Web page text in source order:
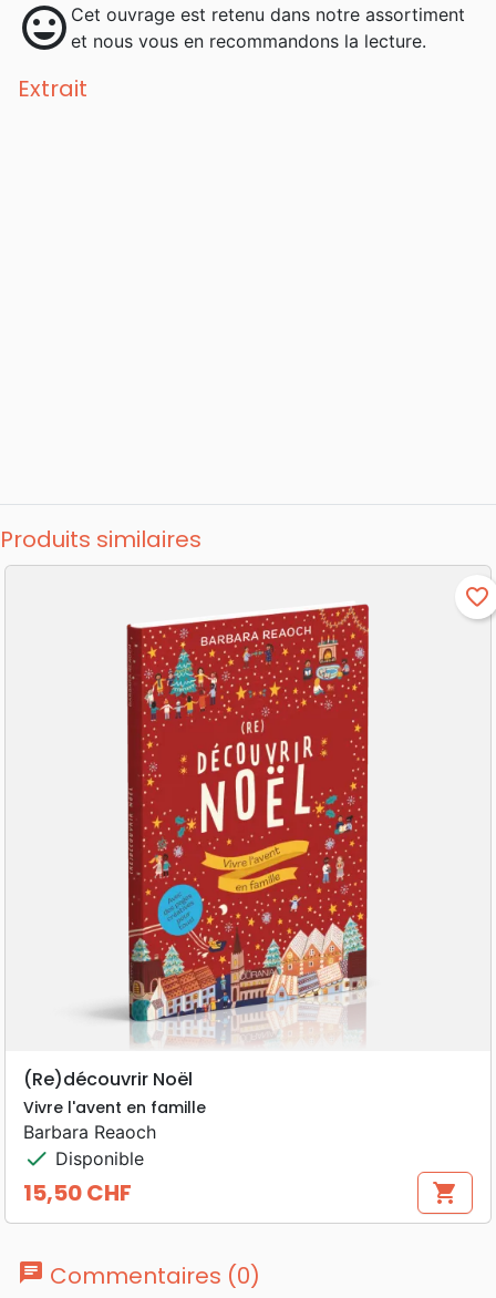
mood Cet ouvrage est retenu dans notre assortiment
et nous vous en recommandons la lecture.
Extrait
Produits similaires
favorite_border
(Re)découvrir Noël
Vivre l'avent en famille
Barbara Reaoch
check Disponible
Prix
15,50 CHF shopping_cart
chat Commentaires (0)